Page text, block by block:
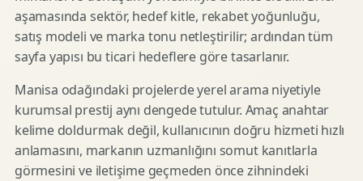
aşamasında sektör, hedef kitle, rekabet yoğunluğu,
satış modeli ve marka tonu netleştirilir; ardından tüm
sayfa yapısı bu ticari hedeflere göre tasarlanır.
Manisa odağındaki projelerde yerel arama niyetiyle
kurumsal prestij aynı dengede tutulur. Amaç anahtar
kelime doldurmak değil, kullanıcının doğru hizmeti hızlı
anlamasını, markanın uzmanlığını somut kanıtlarla
görmesini ve iletişime geçmeden önce zihnindeki